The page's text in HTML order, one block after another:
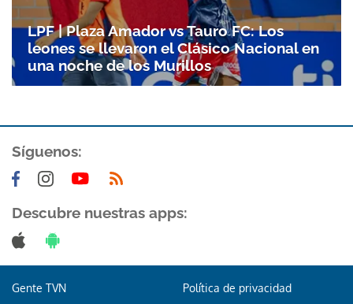
LPF | Plaza Amador vs Tauro FC: Los
leones se llevaron el Clásico Nacional en
una noche de los Murillos
Síguenos:
Descubre nuestras apps:
Gente TVN Política de privacidad